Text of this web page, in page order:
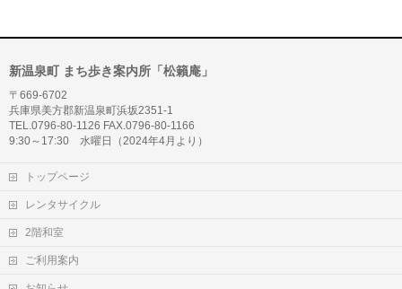
新温泉町 まち歩き案内所「松籟庵」
〒669-6702
兵庫県美方郡新温泉町浜坂2351-1
TEL.0796-80-1126 FAX.0796-80-1166
9:30～17:30 水曜日（2024年4月より）
トップページ
レンタサイクル
2階和室
ご利用案内